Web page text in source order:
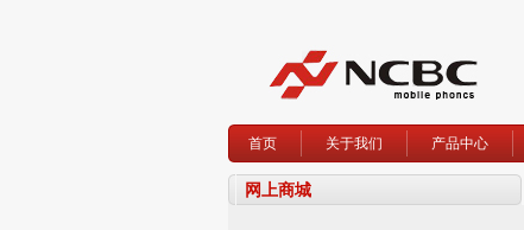
首页 关于我们 产品中心
网上商城